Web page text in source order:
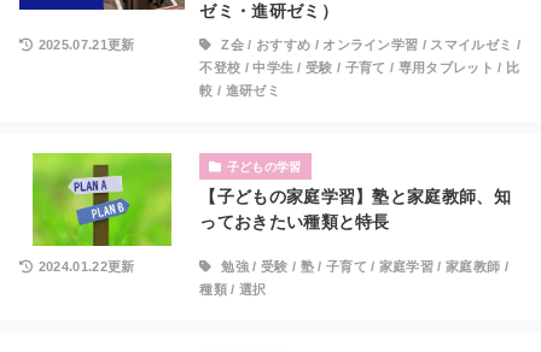
ゼミ・進研ゼミ）
2025.07.21更新 Z会 / おすすめ / オンライン学習 / スマイルゼミ /
不登校 /中学生 /受験 / 子育て / 専用タブレット / 比
較 / 進研ゼミ
子どもの学習
【子どもの家庭学習】塾と家庭教師、知
っておきたい種類と特長
2024.01.22更新 勉強 / 受験 / 塾/ 子育て / 家庭学習 /家庭教師 /
種類 / 選択